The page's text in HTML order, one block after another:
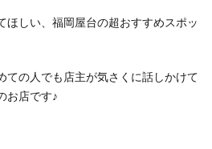
ほしい、福岡屋台の超おすすめスポッ
ての人でも店主が気さくに話しかけて
お店です♪